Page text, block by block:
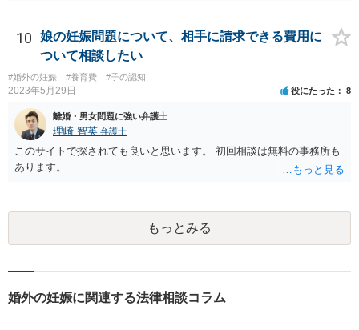
10
娘の妊娠問題について、相手に請求できる費用に
ついて相談したい
#婚外の妊娠 #養育費 #子の認知
2023年5月29日 役にたった 8
離婚・男女問題に強い弁護士
理崎 智英 弁護士
このサイトで探されても良いと思います。 初回相談は無料の事務所も
あります。
もっとみる
婚外の妊娠に関連する法律相談コラム